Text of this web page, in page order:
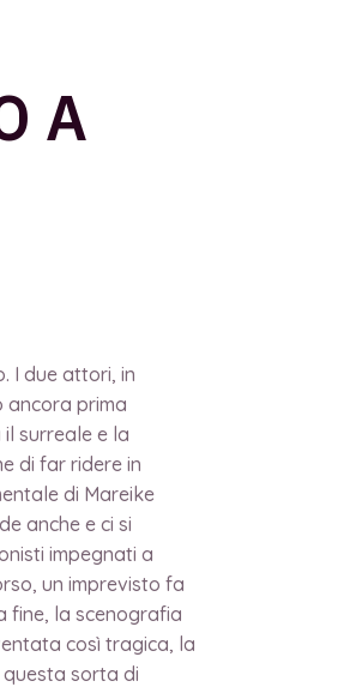
A
I due attori, in
ancora prima
surreale e la
di far ridere in
di Mareike
anche e ci si
impegnati a
un imprevisto fa
fine, la scenografia
così tragica, la
sorta di